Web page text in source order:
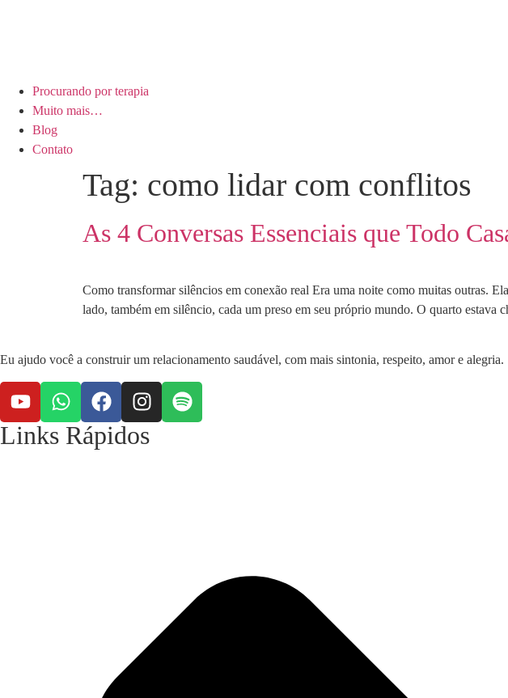
Procurando por terapia
Muito mais…
Blog
Contato
Tag: como lidar com conflitos
As 4 Conversas Essenciais que Todo
Como transformar silêncios em conexão real Era uma noite como muitas outras.
lado, também em silêncio, cada um preso em seu próprio mundo. O quarto
Eu ajudo você a construir um relacionamento saudável, com mais sintonia, respeito, amor e alegria.
Links Rápidos